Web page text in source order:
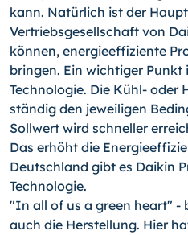
kann. Natürlich ist der
Vertriebsgesellschaft von
können, energieeffiziente
bringen. Ein wichtiger
Technologie. Die Kühl- oder
ständig den jeweiligen
Sollwert wird schneller
Das erhöht die
Deutschland gibt es Daikin
Technologie.
"In all of us a green heart"
auch die Herstellung. Hier